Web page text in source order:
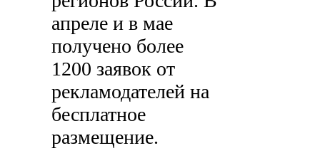
апреле и в мае
получено более
1200 заявок от
рекламодателей на
бесплатное
размещение.